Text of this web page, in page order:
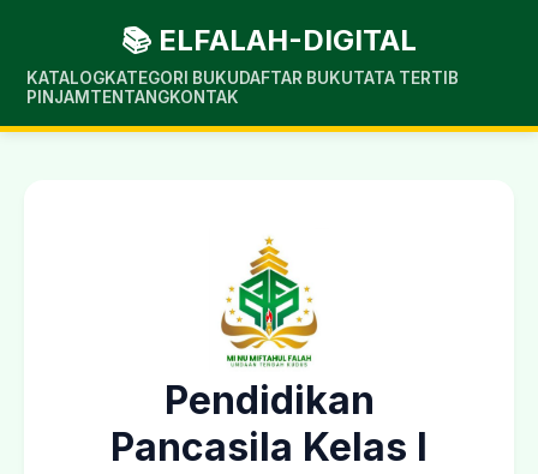
📚 ELFALAH-DIGITAL
KATALOGKATEGORI BUKUDAFTAR BUKUTATA TERTIB
PINJAM TENTANGKONTAK
Pendidikan
Pancasila Kelas I